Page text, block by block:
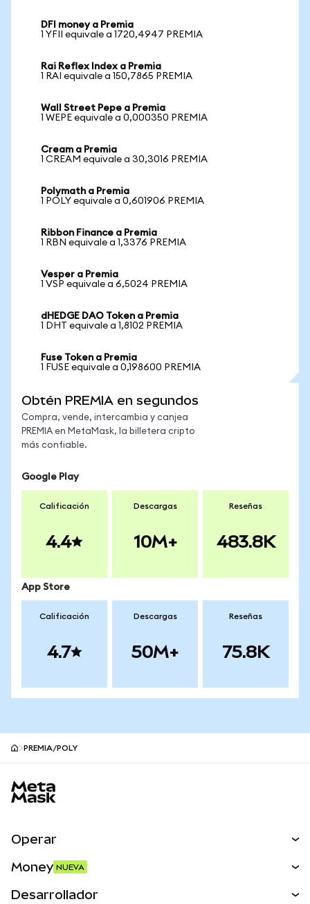
DFI money a Premia
1 YFII equivale a 1720,4947 PREMIA
Rai Reflex Index a Premia
1 RAI equivale a 150,7865 PREMIA
Wall Street Pepe a Premia
1 WEPE equivale a 0,000350 PREMIA
Cream a Premia
1 CREAM equivale a 30,3016 PREMIA
Polymath a Premia
1 POLY equivale a 0,601906 PREMIA
Ribbon Finance a Premia
1 RBN equivale a 1,3376 PREMIA
Vesper a Premia
1 VSP equivale a 6,5024 PREMIA
dHEDGE DAO Token a Premia
1 DHT equivale a 1,8102 PREMIA
Fuse Token a Premia
1 FUSE equivale a 0,198600 PREMIA
Obtén PREMIA en segundos
Compra, vende, intercambia y canjea
PREMIA en MetaMask, la billetera cripto
más confiable.
Google Play
Calificación
4.4
Descargas
10M+
Reseñas
483.8K
App Store
Calificación
4.7
Descargas
50M+
Reseñas
75.8K
PREMIA/POLY
Operar
Money NUEVA
Desarrollador